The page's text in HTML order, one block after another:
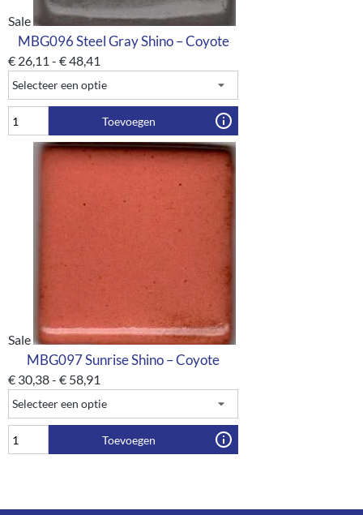
Sale
MBG096 Steel Gray Shino – Coyote
€ 26,11 - €48,41
Toevoegen
Sale
MBG097 Sunrise Shino – Coyote
€ 30,38- € 58,91
Toevoegen